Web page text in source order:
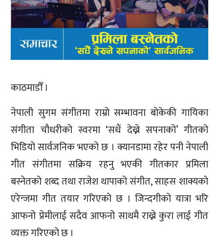
काठमाडौँ ।
नेपाली सुगम संगीतमा राम्रो सम्भावना बोकेकी गायिका
संगीता चौधरीको स्वरमा ‘सधैं देख्ने सपनाको’ गीतको
भिडियो सार्वजनिक भएको छ । क्यानडामा रहेर पनी नेपाली
गीत संगीतमा सक्रिय रहनु भएकी गीतकार प्रमिला
बस्नेतको शब्द तथा राजेश थापाको संगीत, साहस शाक्यको
एरेन्जमा गीत तयार गरिएको छ । जिन्दगीको यात्रा भरि
आफनो प्रेमीलाई सदैव आफनो साथमै राख्ने कुरा लाई गीत
व्यक्त गरिएको छ ।